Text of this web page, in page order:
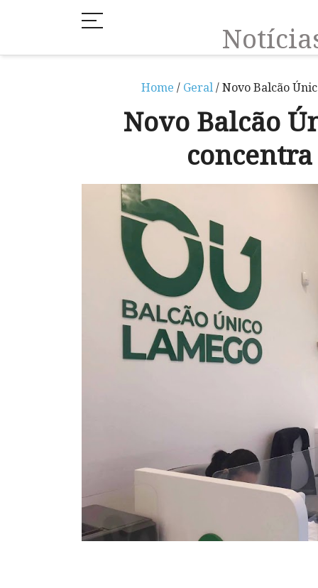
Home / Geral/ Novo Balcão
Novo Balcão